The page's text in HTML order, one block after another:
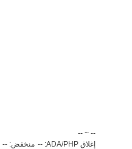
‏-- ~ ‎--‏
إغلاق ADA/PHP: --
منخفض: --